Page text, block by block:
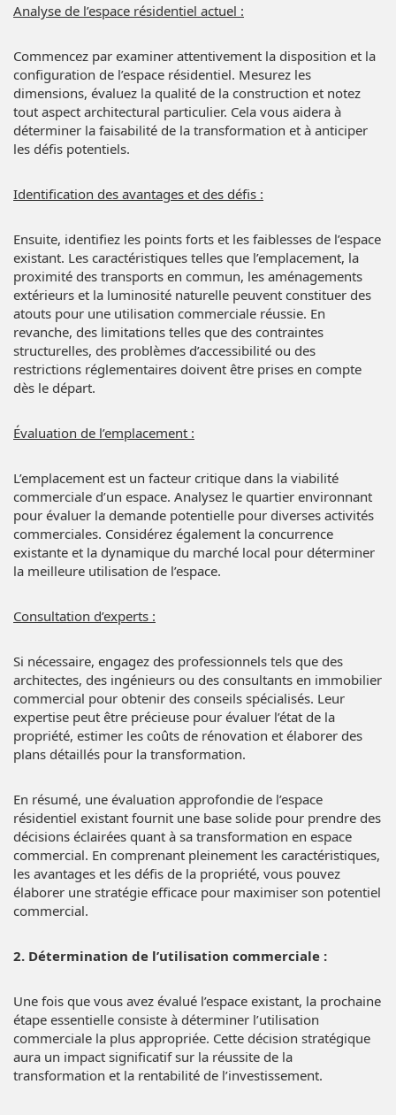
Analyse de l’espace résidentiel actuel :
Commencez par examiner attentivement la disposition et la
configuration de l’espace résidentiel. Mesurez les
dimensions, évaluez la qualité de la construction et notez
tout aspect architectural particulier. Cela vous aidera à
déterminer la faisabilité de la transformation et à anticiper
les défis potentiels.
Identification des avantages et des défis :
Ensuite, identifiez les points forts et les faiblesses de l’espace
existant. Les caractéristiques telles que l’emplacement, la
proximité des transports en commun, les aménagements
extérieurs et la luminosité naturelle peuvent constituer des
atouts pour une utilisation commerciale réussie. En
revanche, des limitations telles que des contraintes
structurelles, des problèmes d’accessibilité ou des
restrictions réglementaires doivent être prises en compte
dès le départ.
Évaluation de l’emplacement :
L’emplacement est un facteur critique dans la viabilité
commerciale d’un espace. Analysez le quartier environnant
pour évaluer la demande potentielle pour diverses activités
commerciales. Considérez également la concurrence
existante et la dynamique du marché local pour déterminer
la meilleure utilisation de l’espace.
Consultation d’experts :
Si nécessaire, engagez des professionnels tels que des
architectes, des ingénieurs ou des consultants en immobilier
commercial pour obtenir des conseils spécialisés. Leur
expertise peut être précieuse pour évaluer l’état de la
propriété, estimer les coûts de rénovation et élaborer des
plans détaillés pour la transformation.
En résumé, une évaluation approfondie de l’espace
résidentiel existant fournit une base solide pour prendre des
décisions éclairées quant à sa transformation en espace
commercial. En comprenant pleinement les caractéristiques,
les avantages et les défis de la propriété, vous pouvez
élaborer une stratégie efficace pour maximiser son potentiel
commercial.
2. Détermination de l’utilisation commerciale :
Une fois que vous avez évalué l’espace existant, la prochaine
étape essentielle consiste à déterminer l’utilisation
commerciale la plus appropriée. Cette décision stratégique
aura un impact significatif sur la réussite de la
transformation et la rentabilité de l’investissement.